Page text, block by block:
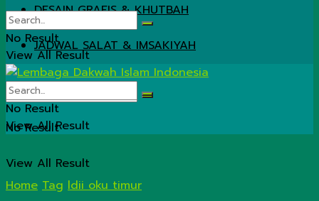
DESAIN GRAFIS & KHUTBAH
JADWAL SALAT & IMSAKIYAH
No Result
View All Result
No Result
View All Result
No Result
View All Result
Home Tag ldii oku timur